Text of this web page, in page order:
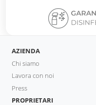
AZIENDA
Chi siamo
Lavora con noi
Press
PROPRIETARI